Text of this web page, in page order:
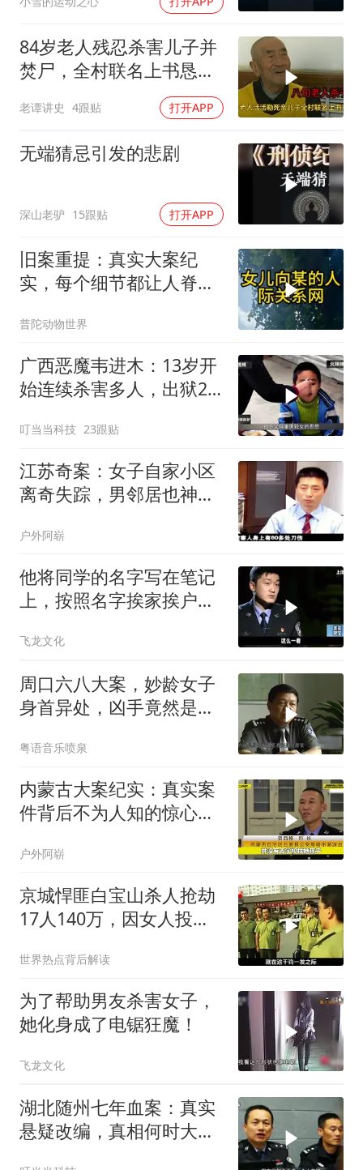
84岁老人残忍杀害儿子并
焚尸，全村联名上书恳求
轻判，得知缘由警察心疼
落泪
老谭讲史 4跟贴 打开APP
无端猜忌引发的悲剧
深山老驴 15跟贴 打开APP
旧案重提：真实大案纪
实，每个细节都让人脊背
普陀动物世界
广西恶魔韦进木：13岁开
始连续杀害多人，出狱2
叮当当科技 23跟贴
江苏奇案：女子自家小区
离奇失踪，男邻居也神秘
户外阿崭
他将同学的名字写在笔记
上，按照名字挨家挨户去
飞龙文化
周口六八大案，妙龄女子
身首异处，凶手竟然是以
粤语音乐喷泉
内蒙古大案纪实：真实案
件背后不为人知的惊心真
户外阿崭
京城悍匪白宝山杀人抢劫
17人140万，因女人投降
世界热点背后解读
为了帮助男友杀害女子，
她化身成了电锯狂魔！
飞龙文化
湖北随州七年血案：真实
悬疑改编，真相何时大